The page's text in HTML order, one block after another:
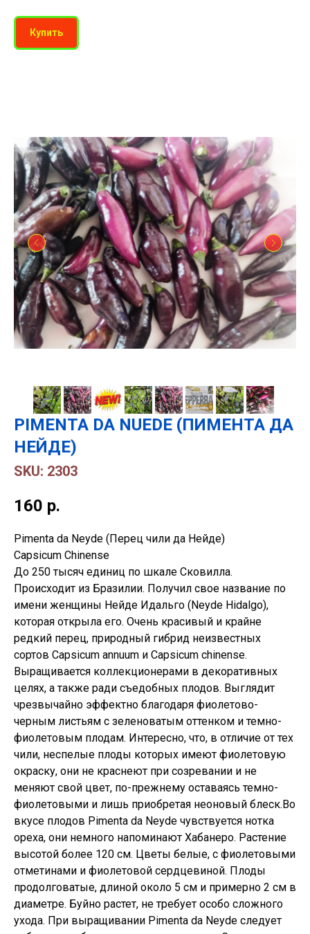
Купить
PIMENTA DA NUEDE (ПИМЕНТА ДА
НЕЙДЕ)
SKU: 2303
160 р.
Pimenta da Neyde (Перец чили да Нейде)
Capsicum Chinense
До 250 тысяч единиц по шкале Сковилла.
Происходит из Бразилии. Получил свое название по
имени женщины Нейде Идальго (Neyde Hidalgo),
которая открыла его. Очень красивый и крайне
редкий перец, природный гибрид неизвестных
сортов Capsicum annuum и Capsicum chinense.
Выращивается коллекционерами в декоративных
целях, а также ради съедобных плодов. Выглядит
чрезвычайно эффектно благодаря фиолетово-
черным листьям с зеленоватым оттенком и темно-
фиолетовым плодам. Интересно, что, в отличие от тех
чили, неспелые плоды которых имеют фиолетовую
окраску, они не краснеют при созревании и не
меняют свой цвет, по-прежнему оставаясь темно-
фиолетовыми и лишь приобретая неоновый блеск.Во
вкусе плодов Pimenta da Neyde чувствуется нотка
ореха, они немного напоминают Хабанеро. Растение
высотой более 120 см. Цветы белые, с фиолетовыми
отметинами и фиолетовой сердцевиной. Плоды
продолговатые, длиной около 5 см и примерно 2 см в
диаметре. Буйно растет, не требует особо сложного
ухода. При выращивании Pimenta da Neyde следует